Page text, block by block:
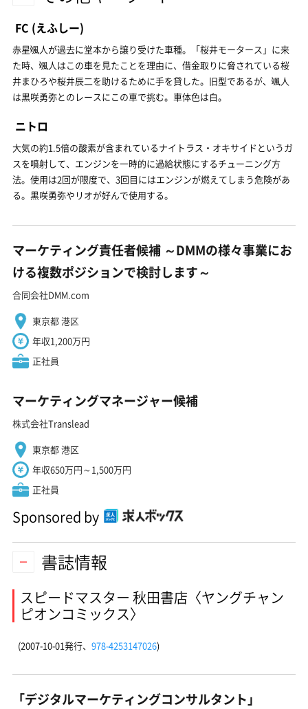
FC (えふしー)
赤星颯人が過去に堂本から譲り受けた車種。「桜井モータース」に来
た時、颯人はこの車を見たことを理由に、借金取りに脅されている桜
井まひろや桜井辰二を助けるために手を貸した。旧型であるが、颯人
は黒咲勇弥とのレースにこの車で挑む。車体色は白。
ニトロ
大気の約1.5倍の酸素が含まれているナイトラス・オキサイドというガ
スを噴射して、エンジンを一時的に過給状態にするチューニング方
法。使用は2回が限度で、3回目にはエンジンが燃えてしまう危険があ
る。黒咲勇弥やリオが好んで使用する。
マーケティング責任者候補 ～DMMの様々事業にお
ける複数ポジションで検討します～
合同会社DMM.com
東京都 港区
年収1,200万円
正社員
マーケティングマネージャー候補
株式会社Translead
東京都 港区
年収650万円～1,500万円
正社員
Sponsored by
書誌情報
スピードマスター 秋田書店〈ヤングチャン
ピオンコミックス〉
(2007-10-01発行、 978-4253147026)
「デジタルマーケティングコンサルタント」